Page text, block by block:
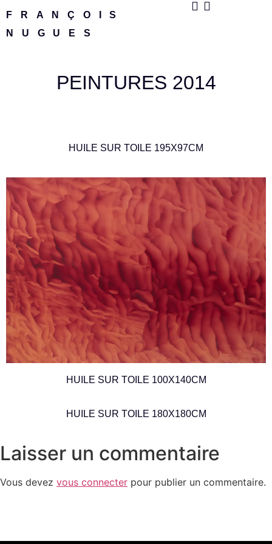
FRANÇOIS
NUGUES
PEINTURES 2014
HUILE SUR TOILE 195X97CM
HUILE SUR TOILE 100X140CM
HUILE SUR TOILE 180X180CM
Laisser un commentaire
Vous devez vous connecter pour publier un commentaire.